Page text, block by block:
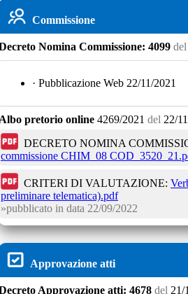
Commissione
Nomina Commissione: 4099 del
· Pubblicazione Web 22/11/2021
pretorio online 4269/2021 del 22/
DECRETO NOMINA
commissione CHIM_08
CRITERI DI VALUTAZIONE:
preliminare telematica).pdf
pubblicato in data 22/09/2022
Approvazione atti
Approvazione atti: 4678 del 21/